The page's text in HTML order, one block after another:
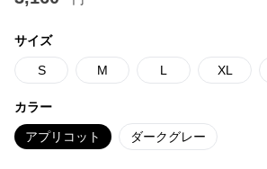
サイズ
S M L XL
カラー
アプリコット ダークグレー